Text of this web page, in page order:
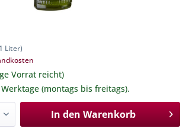
Liter)
Vorrat reicht)
(montags bis freitags).
In den Warenkorb